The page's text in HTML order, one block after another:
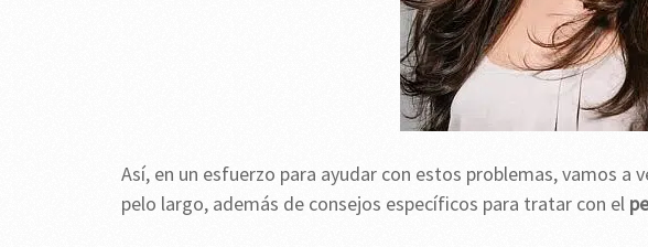
Así, en un esfuerzo para ayudar con estos problemas, vamos a
pelo largo, además de consejos específicos para tratar con el